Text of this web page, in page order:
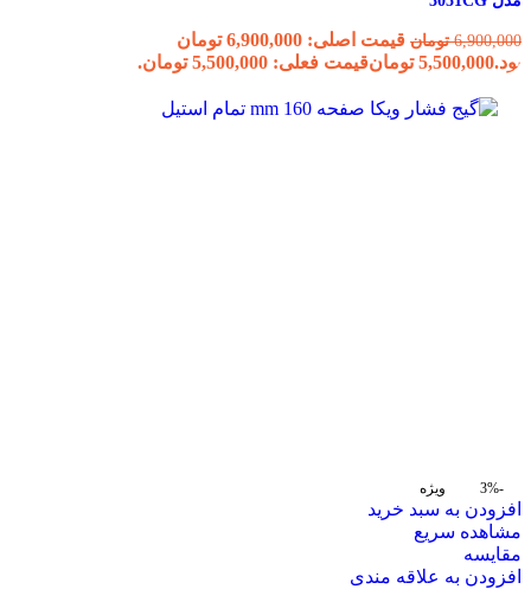
6,900,000 تومان
قیمت اصلی: 6,900,000 تومان
بود.5,500,000 تومانقیمت فعلی: 5,500,000 تومان.
-3% ویژه
افزودن به سبد خرید
مشاهده سریع
مقایسه
افزودن به علاقه مندی